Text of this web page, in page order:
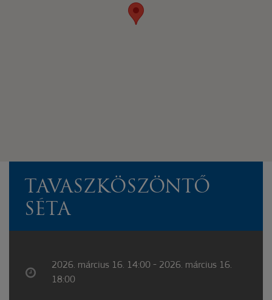
TAVASZKÖSZÖNTŐ
SÉTA
2026. március 16. 14:00 - 2026. március 16.
18:00